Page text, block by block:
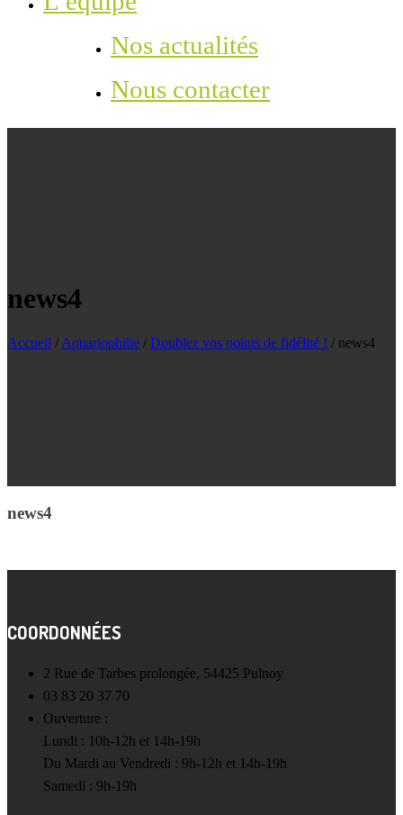
Nos actualités
Nous contacter
news4
Accueil / Aquariophilie / Doublez vos points de fidélité ! / news4
news4
COORDONNÉES
2 Rue de Tarbes prolongée, 54425 Pulnoy
03 83 20 37 70
Ouverture :
Lundi : 10h-12h et 14h-19h
Du Mardi au Vendredi : 9h-12h et 14h-19h
Samedi : 9h-19h